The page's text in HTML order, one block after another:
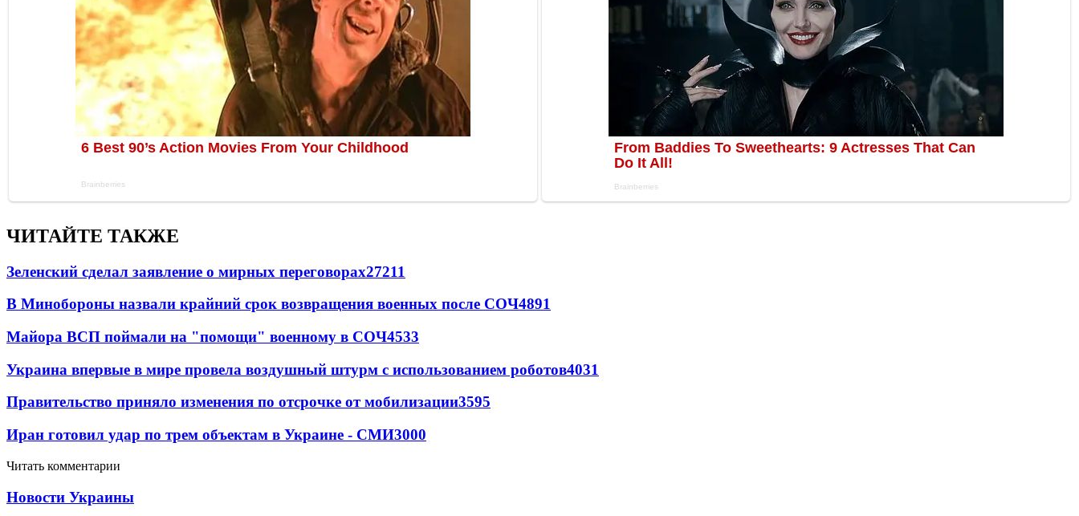
ЧИТАЙТЕ ТАКЖЕ
Зеленский сделал заявление о мирных переговорах27211
В Минобороны назвали крайний срок возвращения военных после СОЧ4891
Майора ВСП поймали на "помощи" военному в СОЧ4533
Украина впервые в мире провела воздушный штурм с использованием роботов4031
Правительство приняло изменения по отсрочке от мобилизации3595
Иран готовил удар по трем объектам в Украине - СМИ3000
Читать комментарии
Новости Украины